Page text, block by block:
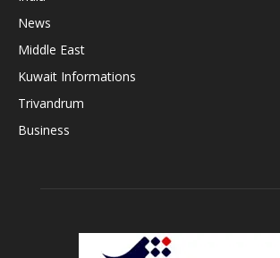
News
Middle East
Kuwait Informations
Trivandrum
Business